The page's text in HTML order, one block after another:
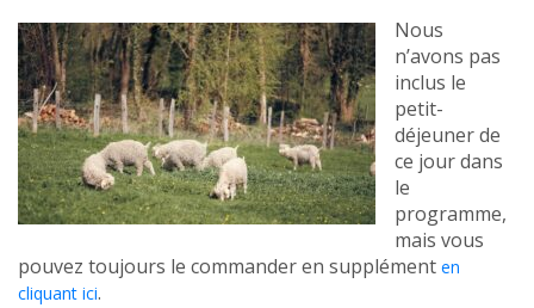
Nous
n’avons pas
inclus le
petit-
déjeuner de
ce jour dans
le
programme,
mais vous
pouvez toujours le commander en supplément en
cliquant ici.